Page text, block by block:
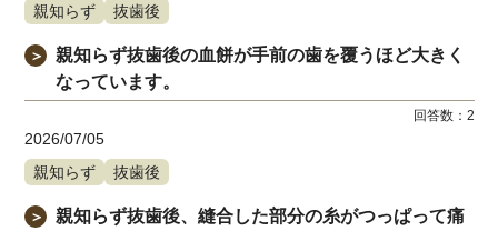
親知らず
抜歯後
＞
親知らず抜歯後の血餅が手前の歯を覆うほど大きく
なっています。
回答数： 2
2026/07/05
親知らず
抜歯後
＞
親知らず抜歯後、縫合した部分の糸がつっぱって痛